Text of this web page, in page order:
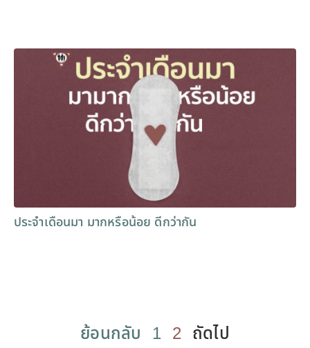
ประจำเดือนมา มากหรือน้อย ดีกว่ากัน
ย้อนกลับ 1 2 ถัดไป